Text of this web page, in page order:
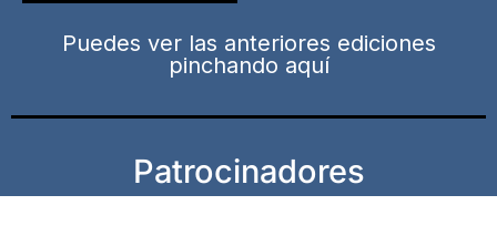
Puedes ver las anteriores ediciones
pinchando aquí
Patrocinadores